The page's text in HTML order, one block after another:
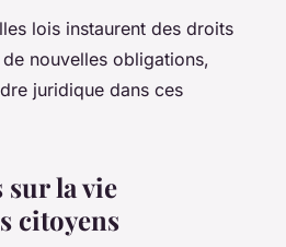
lois instaurent des droits
nouvelles obligations,
juridique dans ces
la vie
citoyens